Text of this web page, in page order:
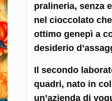
pralineria, senza
nel cioccolato
ottimo genepì a
desiderio
Il secondo
quadri, nato in
un’azienda di